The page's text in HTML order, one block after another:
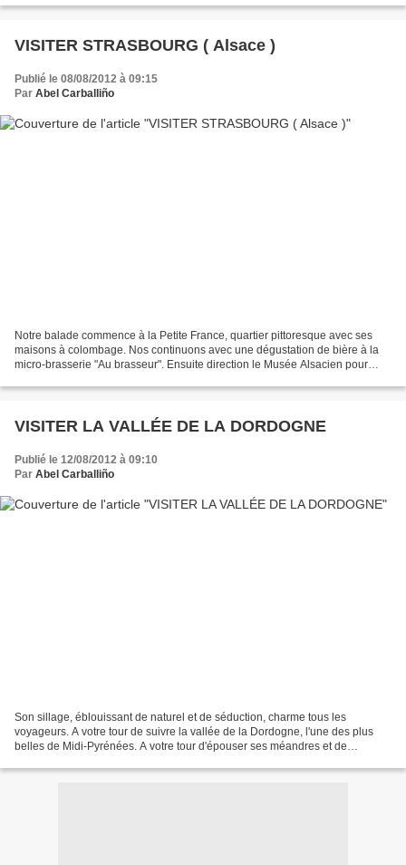
VISITER STRASBOURG ( Alsace )
Publié le 08/08/2012 à 09:15
Par Abel Carballiño
Notre balade commence à la Petite France, quartier pittoresque avec ses
maisons à colombage. Nos continuons avec une dégustation de bière à la
micro-brasserie "Au brasseur". Ensuite direction le Musée Alsacien pour
VISITER LA VALLÉE DE LA DORDOGNE
Publié le 12/08/2012 à 09:10
Par Abel Carballiño
Son sillage, éblouissant de naturel et de séduction, charme tous les
voyageurs. A votre tour de suivre la vallée de la Dordogne, l'une des plus
belles de Midi-Pyrénées. A votre tour d'épouser ses méandres et de